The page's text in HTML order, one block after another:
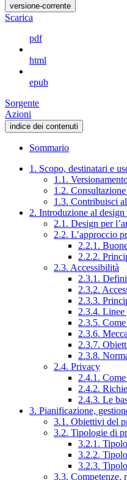
versione-corrente
Scarica
pdf
html
epub
Sorgente
Azioni
indice dei contenuti
Sommario
1. Scopo, destinatari e
1.1.
1.2.
1.3. Contribuisci
2. Introduzione al
2.1. Design per
2.2. L’approccio
2.2.1.
2.2.2.
2.3. Accessibilità
2.3.1.
2.3.2.
2.3.3.
2.3.4. Linee
2.3.5.
2.3.6.
2.3.7.
2.3.8.
2.4. Privacy
2.4.1.
2.4.2.
2.4.3. Le
3. Pianificazione,
3.1. Obiettivi del
3.2. Tipologie di
3.2.1.
3.2.2.
3.2.3.
3.3. Competenze,